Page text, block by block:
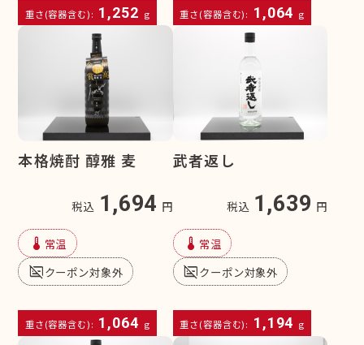
重さ(容器含む): 1,252 g 重さ(容器含む): 1,064 g
本格焼酎 醇雅 麦
税込 1,694 円
device_thermostat 常温
subtitles_offクーポン対象外
重さ(容器含む): 1,064 g
武者返し
税込 1,639 円
device_thermostat 常温
subtitles_offクーポン対象外
重さ(容器含む): 1,194 g